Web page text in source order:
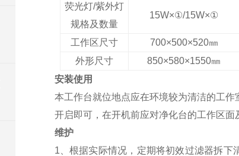
荧光灯/紫外灯
规格及数量
15W×①/15W×①
工作区尺寸 700×500×520㎜
外形尺寸
850×580×1550㎜
安装使用
本工作台就位地点应在环境较为清洁的工
开启即可，在开机前应对净化台的工作区面
维护
1、根据实际情况，定期将初效过滤器拆